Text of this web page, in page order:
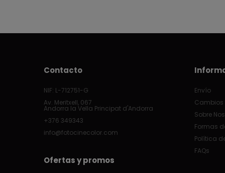
Contacto
NIF: L-712751-G
Av. Meritxell, 067
Andorra la Vella Principat d'Andorra
+376 349343
info@fotocinecolor.com
Ofertas y promos
Envío
Cambios
Sobre
Formas
Política
FAQs